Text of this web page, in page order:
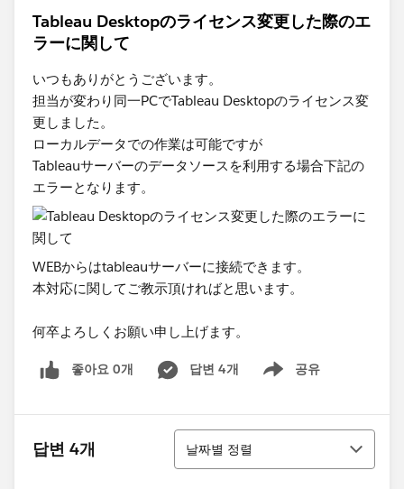
Tableau Desktopのライセンス変更した際のエ
ラーに関して
いつもありがとうございます。
担当が変わり同一PCでTableau Desktopのライセンス変
更しました。
ローカルデータでの作業は可能ですが
Tableauサーバーのデータソースを利用する場合下記の
エラーとなります。
WEBからはtableauサーバーに接続できます。
本対応に関してご教示頂ければと思います。
何卒よろしくお願い申し上げます。
좋아요 0개 답변 4개 공유
Show menu
답변 4개
정렬
날짜별 정렬